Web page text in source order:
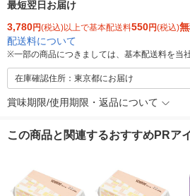
最短翌日お届け
3,780円(税込)以上で基本配送料550円(税込)
配送料について
※一部の商品につきましては、基本配送料を当
在庫確認住所：東京都にお届け
賞味期限/使用期限・返品について
この商品と関連するおすすめPRア